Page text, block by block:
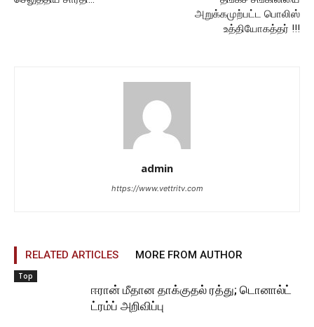
அறுக்கமுற்பட்ட பொலிஸ்
உத்தியோகத்தர் !!!
admin
https://www.vettritv.com
RELATED ARTICLES MORE FROM AUTHOR
Top
ஈரான் மீதான தாக்குதல் ரத்து; டொனால்ட்
ட்ரம்ப் அறிவிப்பு